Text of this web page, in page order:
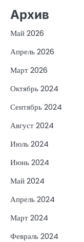
Архив
Май 2026
Апрель 2026
Март 2026
Октябрь 2024
Сентябрь 2024
Август 2024
Июль 2024
Июнь 2024
Май 2024
Апрель 2024
Март 2024
Февраль 2024